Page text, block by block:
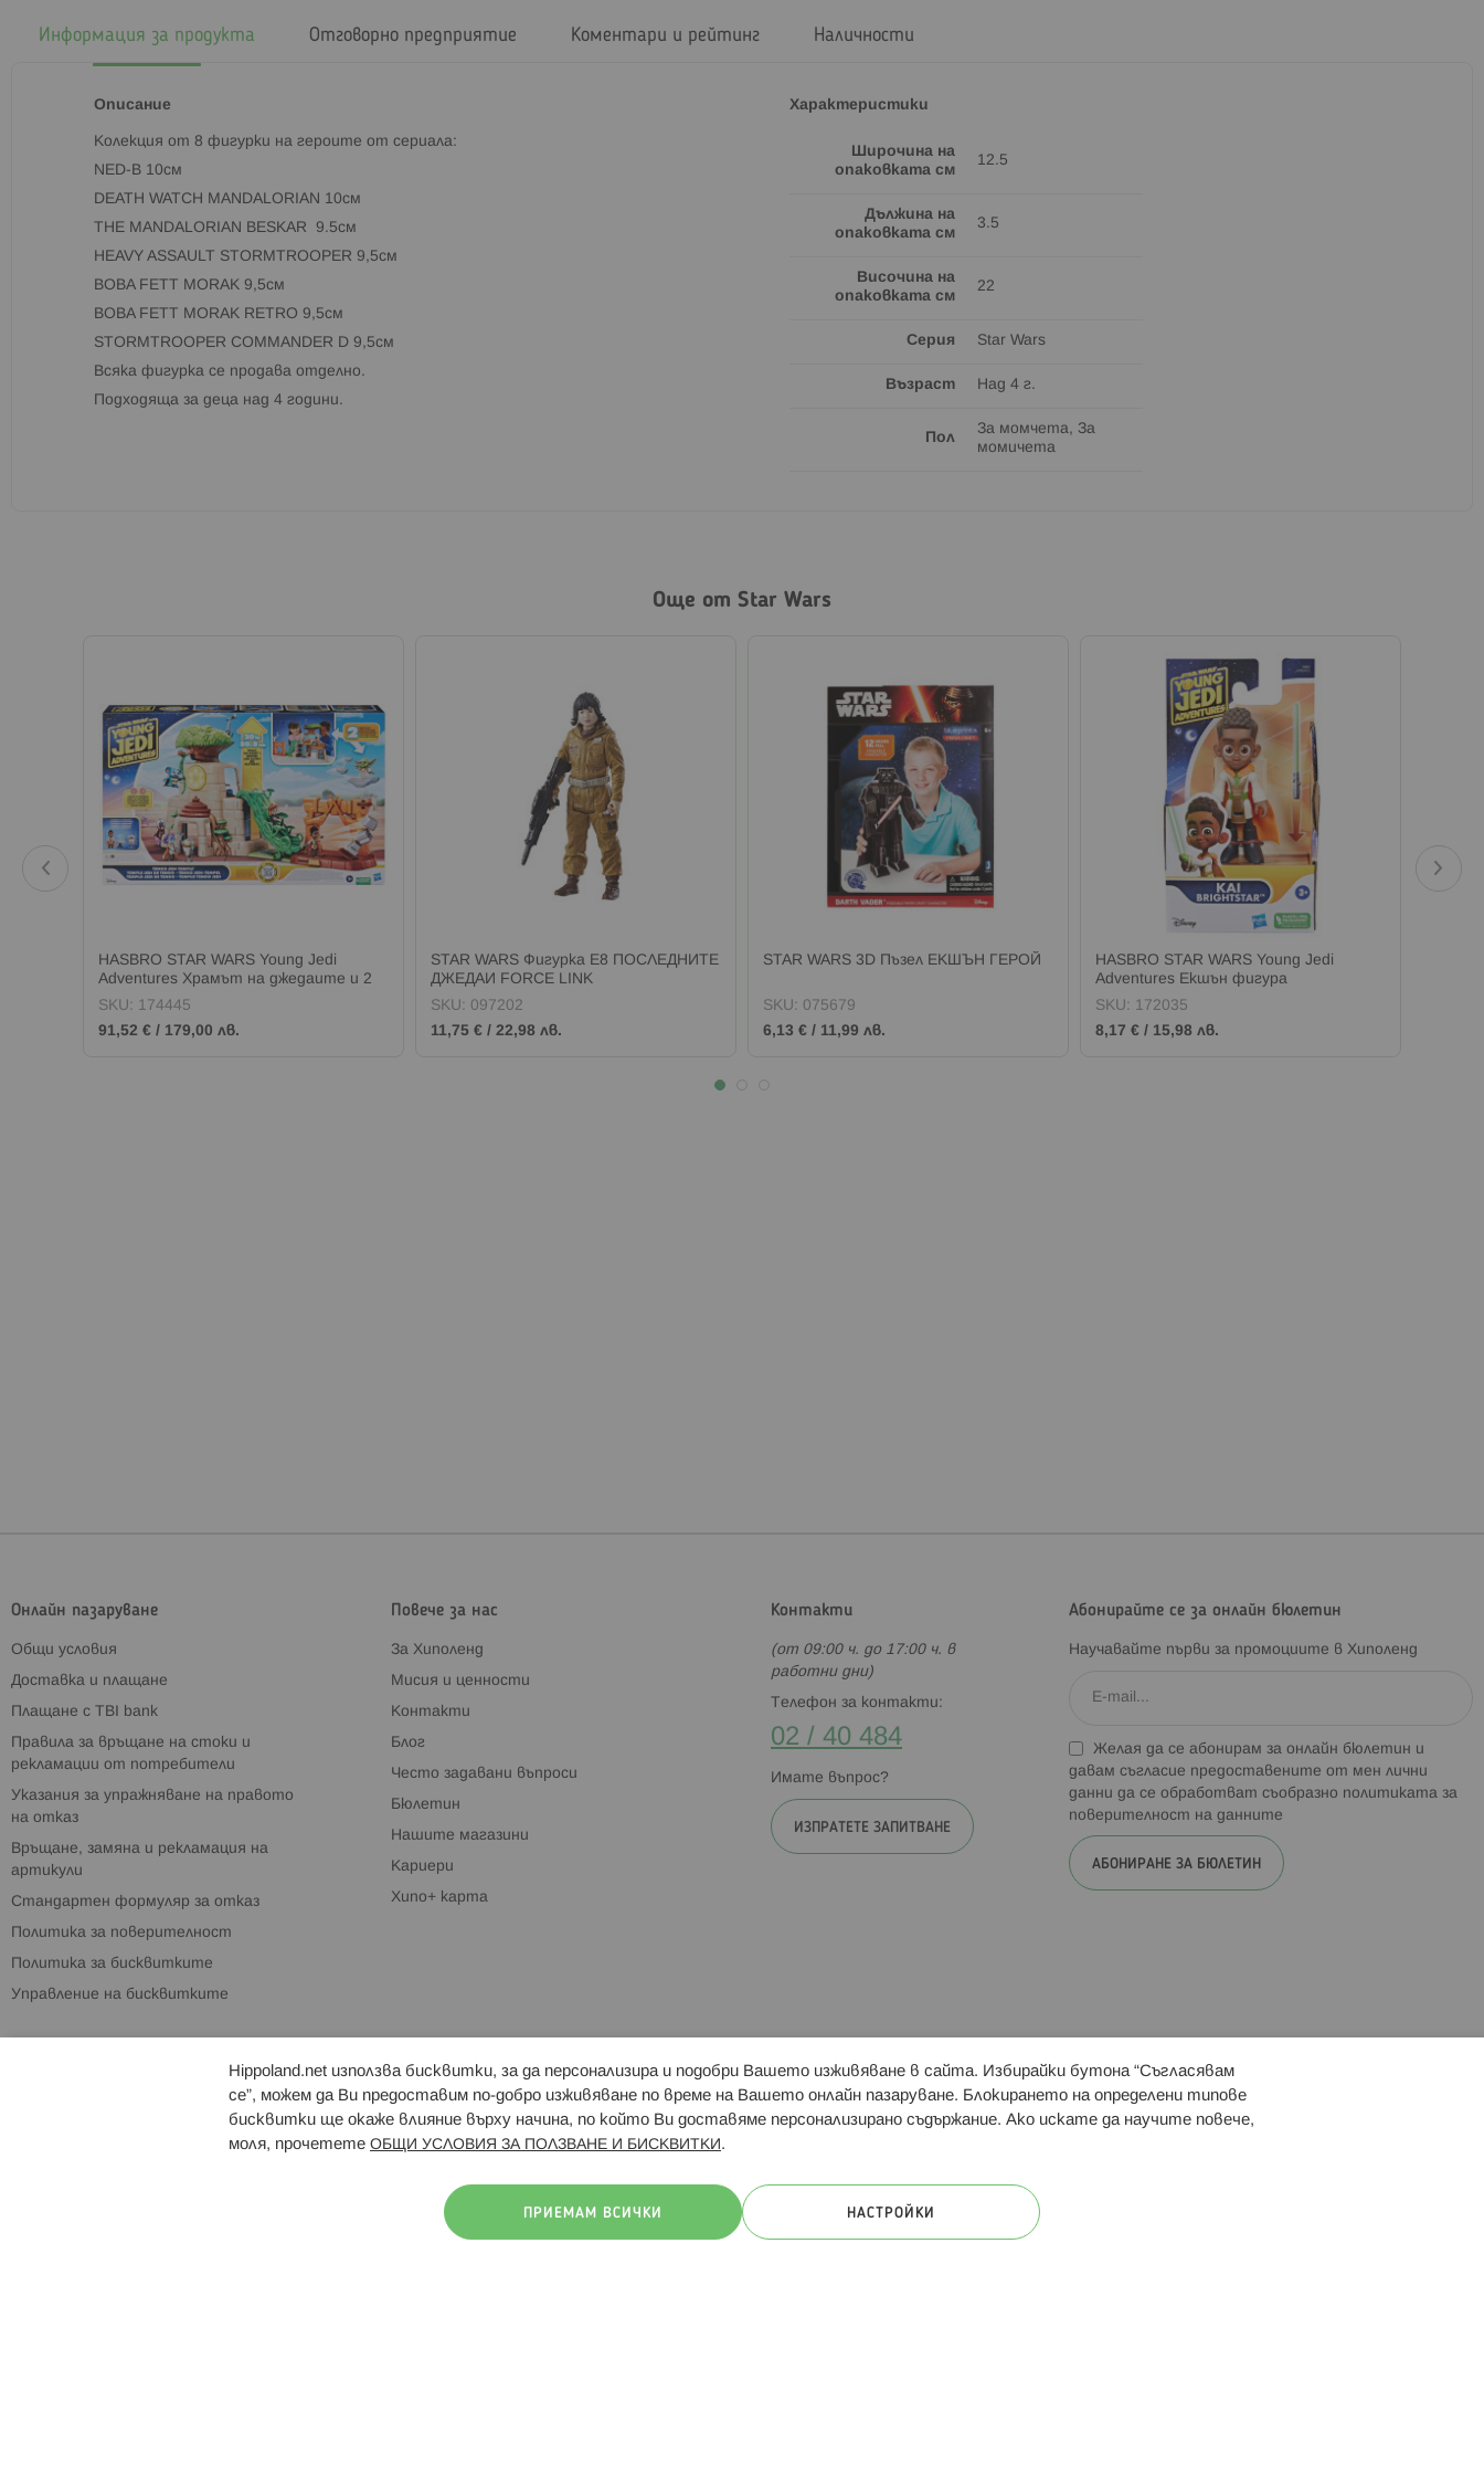
Информация за продукта
Описание
Колекция от 8 фигурки на героите от сериала:
NED-B 10см
DEATH WATCH MANDALORIAN 10см
THE MANDALORIAN BESKAR 9.5см
HEAVY ASSAULT STORMTROOPER 9,5см
BOBA FETT MORAK 9,5см
BOBA FETT MORAK RETRO 9,5см
STORMTROOPER COMMANDER D 9,5см
Всяка фигурка се продава отделно.
Подходяща за деца над 4 години.
Характеристики
Широчина на
опаковката см
12.5
Дължина на
опаковката см
3.5
Височина на
опаковката см
22
Серия Star Wars
Възраст Над 4 г.
Пол
За момчета, За
момичета
Отговорно предприятие Коментари и рейтинг Наличности
Още от Star Wars
HASBRO STAR WARS Young Jedi
Adventures Храмът на джедаите и 2
фигурки
SKU: 174445
91,52 € / 179,00 лв.
STAR WARS Фигурка E8 ПОСЛЕДНИТЕ
ДЖЕДАИ FORCE LINK
SKU: 097202
11,75 € / 22,98 лв.
STAR WARS 3D Пъзел ЕКШЪН ГЕРОЙ
SKU: 075679
6,13 € / 11,99 лв.
HASBRO STAR WARS Young Jedi
Adventures Екшън фигура
SKU: 172035
8,17 € / 15,98 лв.
Онлайн пазаруване
Общи условия
Доставка и плащане
Плащане с TBI bank
Правила за връщане на стоки и
рекламации от потребители
Указания за упражняване на правото
на отказ
Връщане, замяна и рекламация на
артикули
Стандартен формуляр за отказ
Политика за поверителност
Политика за бисквитките
Управление на бисквитките
Повече за нас
За Хиполенд
Мисия и ценности
Контакти
Блог
Често задавани въпроси
Бюлетин
Нашите магазини
Кариери
Хипо+ карта
Контакти
(от 09:00 ч. до 17:00 ч. в
работни дни)
Телефон за контакти:
02 / 40 484
Имате въпрос?
ИЗПРАТЕТЕ ЗАПИТВАНЕ
Абонирайте се за онлайн бюлетин
Научавайте първи за промоциите в Хиполенд
Желая да се абонирам за онлайн бюлетин и
давам съгласие предоставените от мен лични
данни да се обработват съобразно политиката за
поверителност на данните
АБОНИРАНЕ ЗА БЮЛЕТИН
Брошури Магазини Свързани сайтове: Hippoland.ro Последвайте ни:
Hippoland.net използва бисквитки, за да персонализира и подобри Вашето изживяване в сайта. Избирайки бутона “Съгласявам
се”, можем да Ви предоставим по-добро изживяване по време на Вашето онлайн пазаруване. Блокирането на определени типове
бисквитки ще окаже влияние върху начина, по който Ви доставяме персонализирано съдържание. Ако искате да научите повече,
моля, прочетете ОБЩИ УСЛОВИЯ ЗА ПОЛЗВАНЕ И БИСКВИТКИ .
ПРИЕМАМ ВСИЧКИ НАСТРОЙКИ